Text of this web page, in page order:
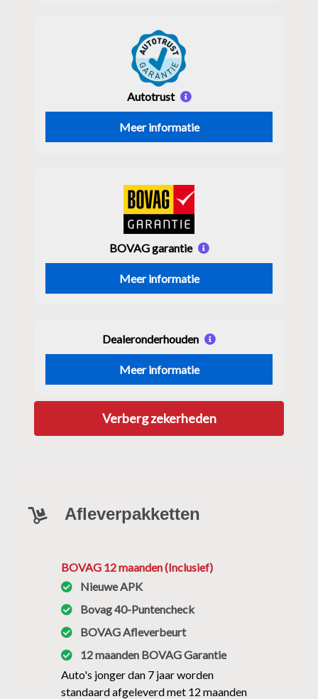
Autotrust
Meer informatie
BOVAG garantie
Meer informatie
Dealeronderhouden
Meer informatie
Verberg zekerheden
Afleverpakketten
BOVAG 12 maanden (Inclusief)
Nieuwe APK
Bovag 40-Puntencheck
BOVAG Afleverbeurt
12 maanden BOVAG Garantie
Auto's jonger dan 7 jaar worden
standaard afgeleverd met 12 maanden